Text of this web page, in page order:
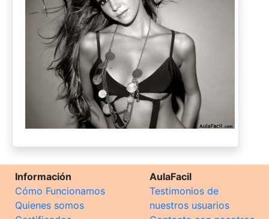
Información
Cómo Funcionamos
Quienes somos
AulaFacil
Testimonios de
nuestros usuarios